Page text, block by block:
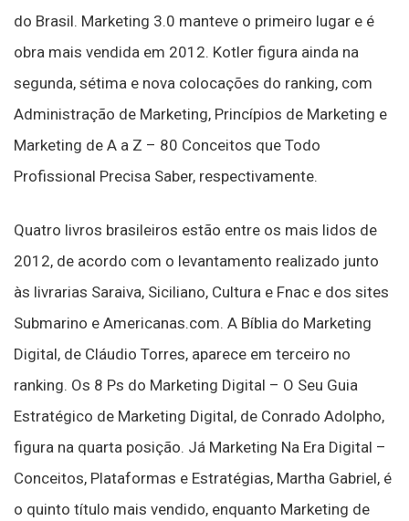
do Brasil. Marketing 3.0 manteve o primeiro lugar e é
obra mais vendida em 2012. Kotler figura ainda na
segunda, sétima e nova colocações do ranking, com
Administração de Marketing, Princípios de Marketing e
Marketing de A a Z – 80 Conceitos que Todo
Profissional Precisa Saber, respectivamente.
Quatro livros brasileiros estão entre os mais lidos de
2012, de acordo com o levantamento realizado junto
às livrarias Saraiva, Siciliano, Cultura e Fnac e dos sites
Submarino e Americanas.com. A Bíblia do Marketing
Digital, de Cláudio Torres, aparece em terceiro no
ranking. Os 8 Ps do Marketing Digital – O Seu Guia
Estratégico de Marketing Digital, de Conrado Adolpho,
figura na quarta posição. Já Marketing Na Era Digital –
Conceitos, Plataformas e Estratégias, Martha Gabriel, é
o quinto título mais vendido, enquanto Marketing de